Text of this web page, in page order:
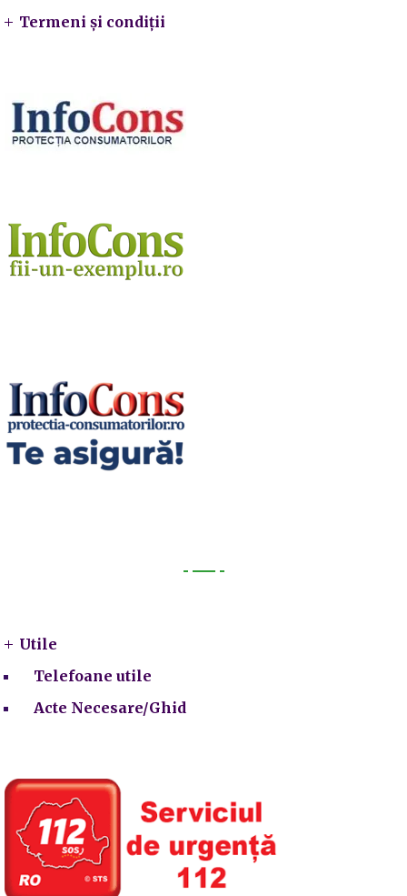
Termeni și condiții
Utile
Telefoane utile
Acte Necesare/Ghid